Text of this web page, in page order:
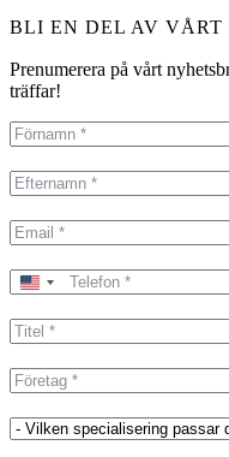
BLI EN DEL AV VÅRT
Prenumerera på vårt
träffar!
United
+1